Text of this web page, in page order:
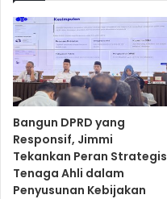
Bangun DPRD yang
Responsif, Jimmi
Tekankan Peran Strategis
Tenaga Ahli dalam
Penyusunan Kebijakan